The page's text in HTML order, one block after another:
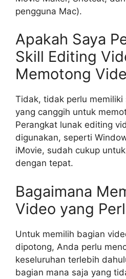
pengguna Mac).
Apakah Saya
Skill Editing
Memotong
Tidak, tidak perlu
yang canggih untuk
Perangkat lunak editing
digunakan, seperti
iMovie, sudah cukup
dengan tepat.
Bagaimana
Video yang
Untuk memilih bagian
dipotong, Anda perlu
keseluruhan terlebih
bagian mana saja yang